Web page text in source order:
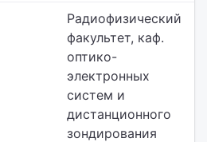
Радиофизический
факультет, каф.
оптико-
электронных
систем и
дистанционного
зондирования